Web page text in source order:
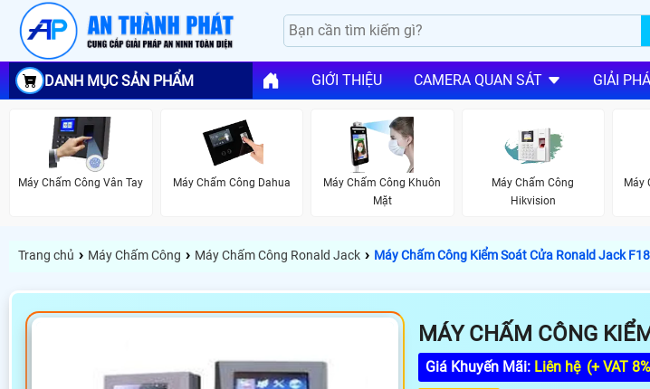
DANH MỤC SẢN PHẨM GIỚI THIỆU CAMERA QUAN SÁT GIẢI
Máy Chấm Công Vân Tay Máy Chấm Công Dahua
Máy Chấm Công Khuôn
Mặt
Máy Chấm Công
Hikvision
Máy
Trang chủ › Máy Chấm Công › Máy Chấm Công Ronald Jack › Máy Chấm Công Kiểm Soát Cửa Ronald Jack F18
MÁY CHẤM CÔNG
Giá Khuyến Mãi: Liên hệ (+ VAT